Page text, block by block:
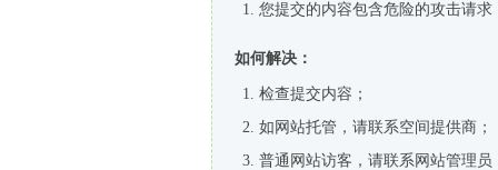
您提交的内容包含危险的攻击请求
如何解决：
检查提交内容；
如网站托管，请联系空间提供商；
普通网站访客，请联系网站管理员